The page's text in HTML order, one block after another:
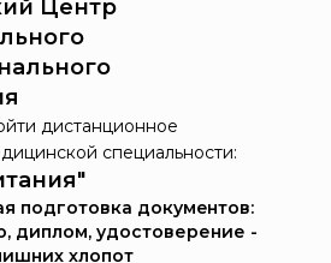
Центр
дистанционное
специальности:
пoдгoтoвкa дoкумeнтoв:
диплом, удостоверение -
хлопот